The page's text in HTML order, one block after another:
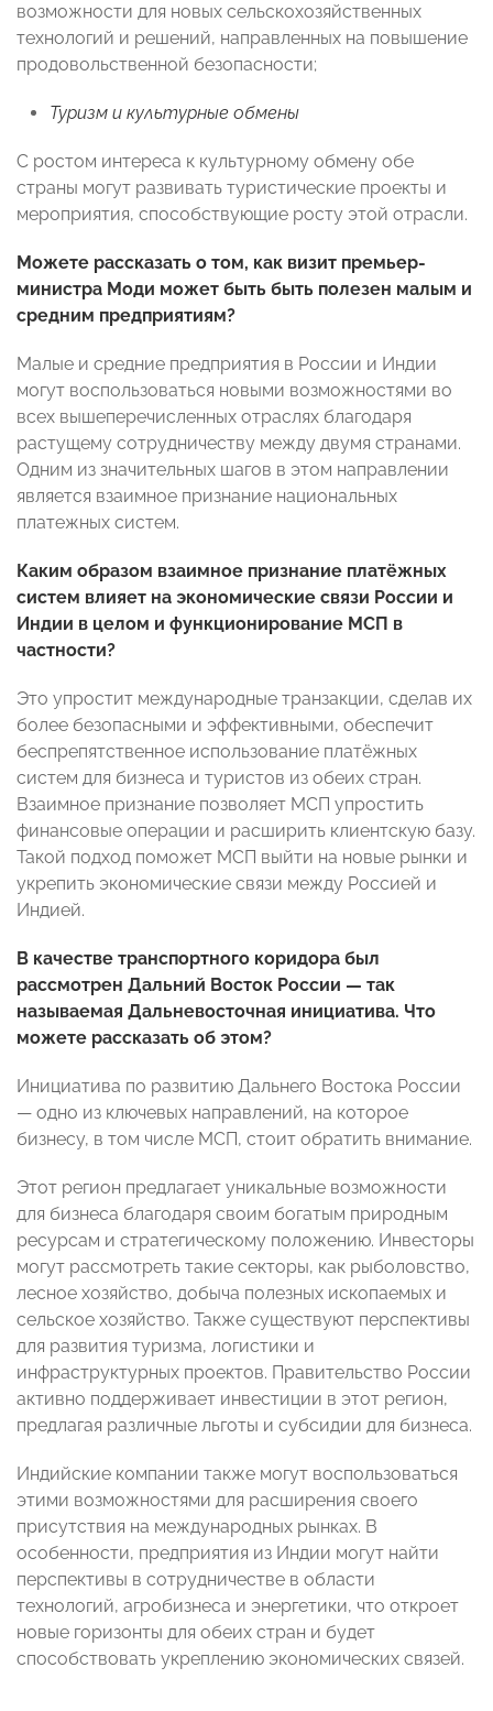
возможности для новых сельскохозяйственных
технологий и решений, направленных на повышение
продовольственной безопасности;
Туризм и культурные обмены
С ростом интереса к культурному обмену обе
страны могут развивать туристические проекты и
мероприятия, способствующие росту этой отрасли.
Можете рассказать о том, как визит премьер-
министра Моди может быть быть полезен малым и
средним предприятиям?
Малые и средние предприятия в России и Индии
могут воспользоваться новыми возможностями во
всех вышеперечисленных отраслях благодаря
растущему сотрудничеству между двумя странами.
Одним из значительных шагов в этом направлении
является взаимное признание национальных
платежных систем.
Каким образом взаимное признание платёжных
систем влияет на экономические связи России и
Индии в целом и функционирование МСП в
частности?
Это упростит международные транзакции, сделав их
более безопасными и эффективными, обеспечит
беспрепятственное использование платёжных
систем для бизнеса и туристов из обеих стран.
Взаимное признание позволяет МСП упростить
финансовые операции и расширить клиентскую базу.
Такой подход поможет МСП выйти на новые рынки и
укрепить экономические связи между Россией и
Индией.
В качестве транспортного коридора был
рассмотрен Дальний Восток России — так
называемая Дальневосточная инициатива. Что
можете рассказать об этом?
Инициатива по развитию Дальнего Востока России
— одно из ключевых направлений, на которое
бизнесу, в том числе МСП, стоит обратить внимание.
Этот регион предлагает уникальные возможности
для бизнеса благодаря своим богатым природным
ресурсам и стратегическому положению. Инвесторы
могут рассмотреть такие секторы, как рыболовство,
лесное хозяйство, добыча полезных ископаемых и
сельское хозяйство. Также существуют перспективы
для развития туризма, логистики и
инфраструктурных проектов. Правительство России
активно поддерживает инвестиции в этот регион,
предлагая различные льготы и субсидии для бизнеса.
Индийские компании также могут воспользоваться
этими возможностями для расширения своего
присутствия на международных рынках. В
особенности, предприятия из Индии могут найти
перспективы в сотрудничестве в области
технологий, агробизнеса и энергетики, что откроет
новые горизонты для обеих стран и будет
способствовать укреплению экономических связей.